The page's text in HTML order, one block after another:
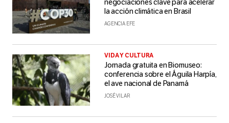
negociaciones clave para acelerar
la acción climática en Brasil
AGENCIA EFE
VIDA Y CULTURA
Jornada gratuita en Biomuseo:
conferencia sobre el Águila Harpía,
el ave nacional de Panamá
JOSÉ VILAR